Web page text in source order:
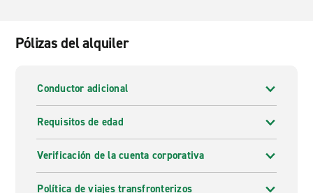
Pólizas del alquiler
Conductor adicional
Requisitos de edad
Verificación de la cuenta corporativa
Política de viajes transfronterizos